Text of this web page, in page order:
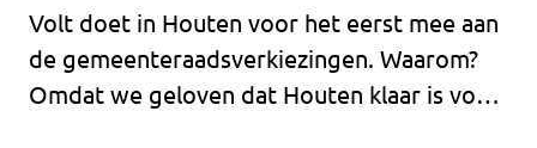
Volt doet in Houten voor het eerst mee aan
de gemeenteraadsverkiezingen. Waarom?
Omdat we geloven dat Houten klaar is voor